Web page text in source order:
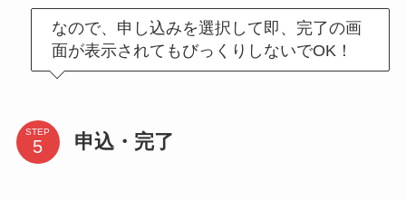
なので、申し込みを選択して即、完了の画
面が表示されてもびっくりしないでOK！
STEP 申込・完了